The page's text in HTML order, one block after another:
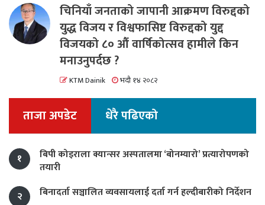
चिनियाँ जनताको जापानी आक्रमण विरुद्दको
युद्ध विजय र विश्वफासिष्ट विरुद्दको युद्द
विजयको ८० औं वार्षिकोत्सव हामीले किन
मनाउनुपर्दछ ?
KTM Dainik भदौ १४ २०८२
ताजा अपडेट धेरै पढिएको
१
बिपी कोइराला क्यान्सर अस्पतालमा ‘बोनम्यारो’ प्रत्यारोपणको
तयारी
२
बिनादर्ता सञ्चालित व्यवसायलाई दर्ता गर्न हल्दीबारीको निर्देशन